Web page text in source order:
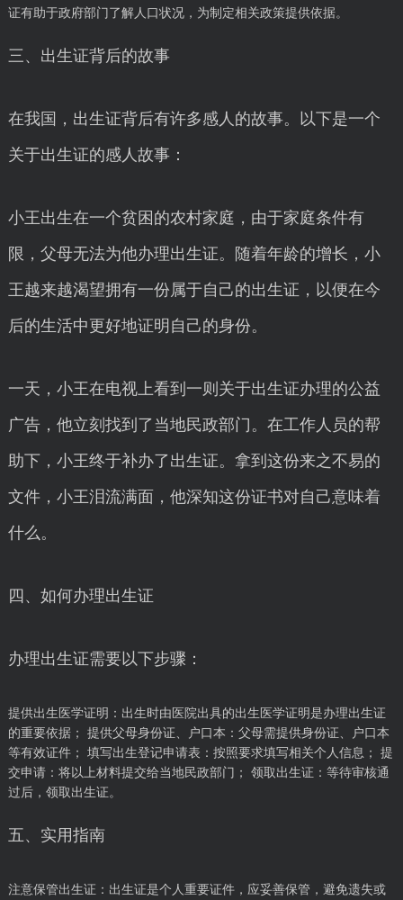
证有助于政府部门了解人口状况，为制定相关政策提供依据。
三、出生证背后的故事
在我国，出生证背后有许多感人的故事。以下是一个
关于出生证的感人故事：
小王出生在一个贫困的农村家庭，由于家庭条件有
限，父母无法为他办理出生证。随着年龄的增长，小
王越来越渴望拥有一份属于自己的出生证，以便在今
后的生活中更好地证明自己的身份。
一天，小王在电视上看到一则关于出生证办理的公益
广告，他立刻找到了当地民政部门。在工作人员的帮
助下，小王终于补办了出生证。拿到这份来之不易的
文件，小王泪流满面，他深知这份证书对自己意味着
什么。
四、如何办理出生证
办理出生证需要以下步骤：
提供出生医学证明：出生时由医院出具的出生医学证明是办理出生证
的重要依据； 提供父母身份证、户口本：父母需提供身份证、户口本
等有效证件； 填写出生登记申请表：按照要求填写相关个人信息； 提
交申请：将以上材料提交给当地民政部门； 领取出生证：等待审核通
过后，领取出生证。
五、实用指南
注意保管出生证：出生证是个人重要证件，应妥善保管，避免遗失或